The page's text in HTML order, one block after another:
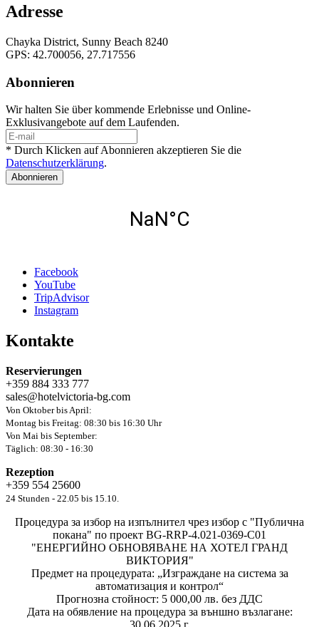
Adresse
Chayka District, Sunny Beach 8240
GPS: 42.700056, 27.717556
Abonnieren
Wir halten Sie über kommende Erlebnisse und Online-
Exklusivangebote auf dem Laufenden.
* Durch Klicken auf Abonnieren akzeptieren Sie die
Datenschutzerklärung.
Abonnieren
Facebook
YouTube
TripAdvisor
Instagram
Kontakte
Reservierungen
+359 884 333 777
sales@hotelvictoria-bg.com
Von Oktober bis April:
Montag bis Freitag: 08:30 bis 16:30 Uhr
Von Mai bis September:
Täglich: 08:30 - 16:30
Rezeption
+359 554 25600
24 Stunden - 22.05 bis 15.10.
Процедура за избор на изпълнител чрез избор с "Публична
покана" по проект BG-RRP-4.021-0369-C01
"ЕНЕРГИЙНО ОБНОВЯВАНЕ НА ХОТЕЛ ГРАНД
ВИКТОРИЯ"
Предмет на процедурата: „Изграждане на система за
автоматизация и контрол“
Прогнозна стойност: 5 000,00 лв. без ДДС
Дата на обявление на процедура за външно възлагане:
30.06.2025 г.